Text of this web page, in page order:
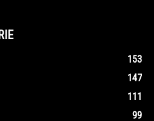
153
147
111
99